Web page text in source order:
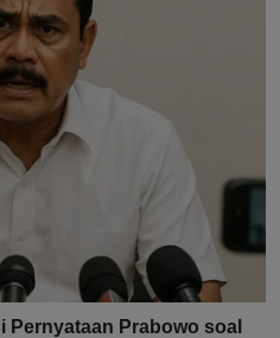
Prabowo soal